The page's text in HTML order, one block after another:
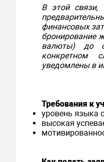
В этой связи,
финансовых
бронирование
валюты) до
конкретном
уведомлены в
Требования к
уровень языка
высокая